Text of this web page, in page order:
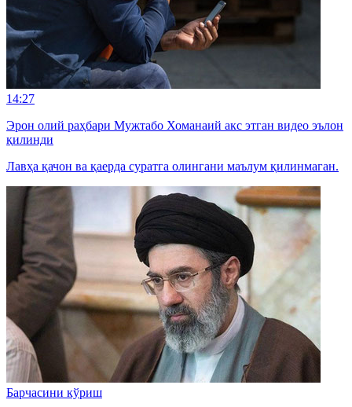
14:27
Эрон олий раҳбари Мужтабо Хоманаий акс этган видео эълон
қилинди
Лавҳа қачон ва қаерда суратга олингани маълум қилинмаган.
Барчасини кўриш